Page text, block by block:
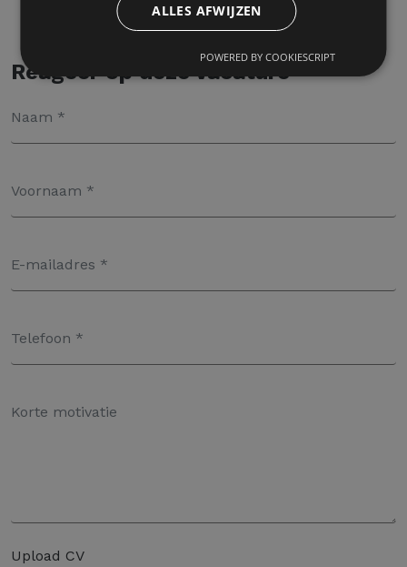
Reageer op deze vacature
Upload CV
ALLES AFWIJZEN
POWERED BY COOKIESCRIPT